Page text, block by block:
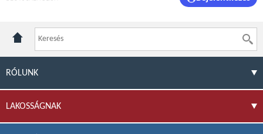
RÓLUNK
LAKOSSÁGNAK